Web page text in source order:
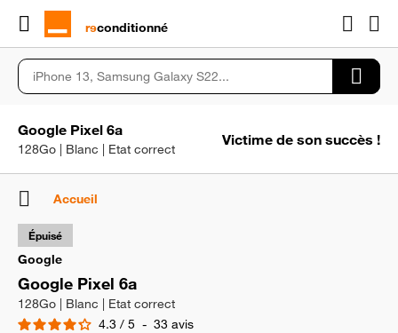
rɘconditionné
Google Pixel 6a
128Go | Blanc | Etat correct
Victime de son succès !
Accueil
Google
Google Pixel 6a
128Go | Blanc | Etat correct
4.3 / 5 - 33 avis
Épuisé